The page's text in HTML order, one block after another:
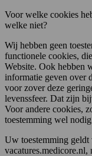
Voor welke cookies
welke niet?
Wij hebben geen
functionele cookies,
Website. Ook hebben
informatie geven over
voor zover deze
levenssfeer. Dat zijn
Voor andere cookies,
toestemming wel
Uw toestemming geldt
vacatures.medicore.nl,